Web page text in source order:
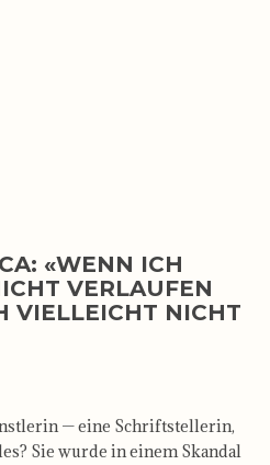
«WENN ICH
VERLAUFEN
VIELLEICHT NICHT
— eine Schriftstellerin,
Sie wurde in einem Skandal